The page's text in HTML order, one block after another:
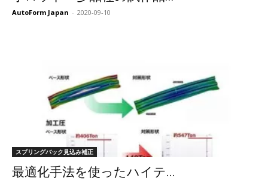
AutoForm Japan - 2020-09-10
スプリングバック見込み補正
最適化手法を使ったハイテ...